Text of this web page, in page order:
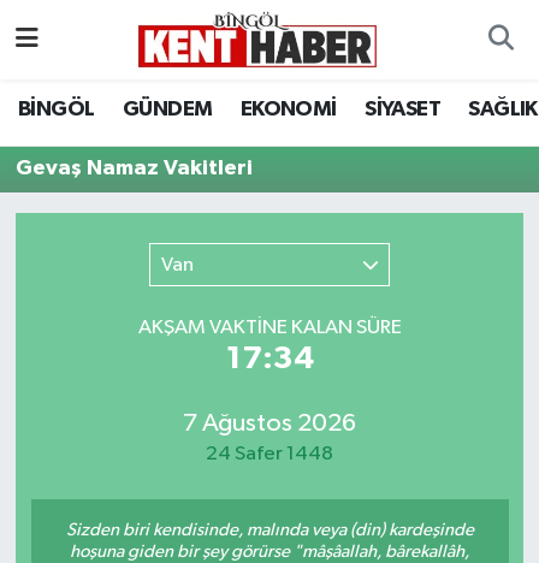
BİNGÖL GÜNDEM EKONOMİ SİYASET SAĞLIK
Gevaş Namaz Vakitleri
Van
AKŞAM VAKTİNE KALAN SÜRE
17:34
7 Ağustos 2026
24 Safer 1448
Sizden biri kendisinde, malında veya (din) kardeşinde
hoşuna giden bir şey görürse "mâşâallah, bârekallâh,
BİLİM-TEKNOLOJİ
DÜNYA
EKONOMİ
KARLIOVA
Bingöl Hava Durumu
Bingöl Namaz Vakitleri
Bingöl Trafik Yoğunluk Haritası
Süper Lig Puan Durumu ve Fikstür
Son Dakika Haberleri
Haber Arşivi